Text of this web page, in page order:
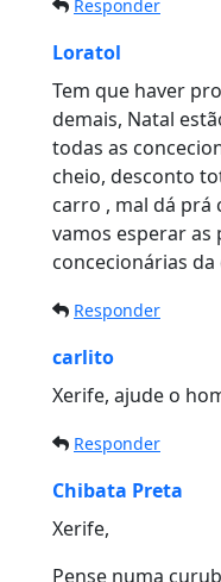
Responder
Loratol
Tem que haver
demais, Natal
todas as
cheio, desconto
carro , mal dá
vamos esperar as
concecionárias da
Responder
carlito
Xerife, ajude o
Responder
Chibata Preta
Xerife,
Pense numa